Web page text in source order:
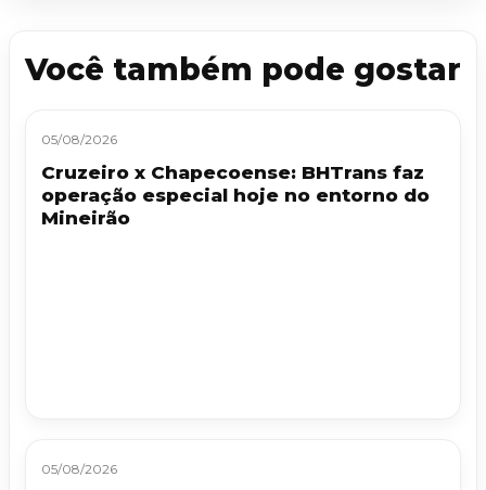
Você também pode gostar
05/08/2026
Cruzeiro x Chapecoense: BHTrans faz
operação especial hoje no entorno do
Mineirão
05/08/2026